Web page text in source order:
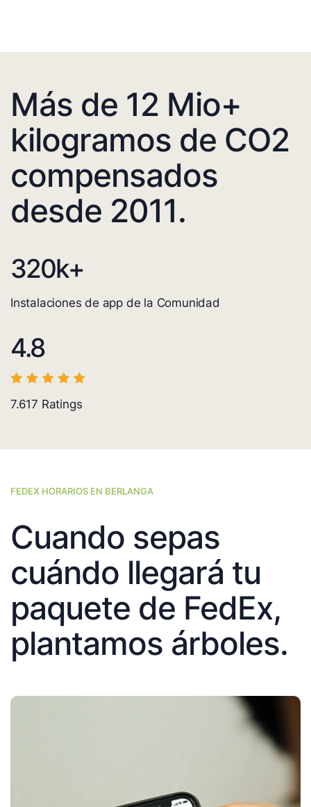
Más de 12 Mio+
kilogramos de CO2
compensados
desde 2011.
320k+
Instalaciones de app de la Comunidad
4.8
7.617 Ratings
FEDEX HORARIOS EN BERLANGA
Cuando sepas
cuándo llegará tu
paquete de FedEx,
plantamos árboles.